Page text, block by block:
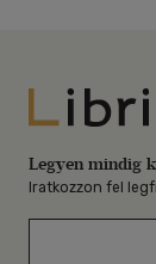
Legyen mindig
Iratkozzon fel